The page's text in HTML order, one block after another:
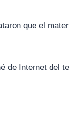
que el
de Internet del